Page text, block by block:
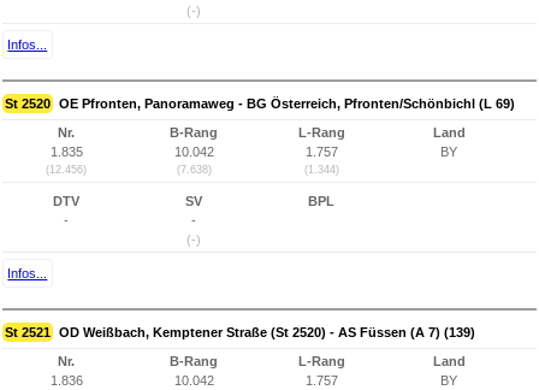
(-)
Infos...
St 2520 OE Pfronten, Panoramaweg - BG Österreich, Pfronten/Schönbichl (L 69)
Nr.
1.835
(12.456)
B-Rang
10.042
(7.638)
L-Rang
1.757
(1.344)
Land
BY
DTV
-
SV
-
(-)
BPL
Infos...
St 2521 OD Weißbach, Kemptener Straße (St 2520) - AS Füssen (A 7) (139)
Nr.
1.836
B-Rang
10.042
L-Rang
1.757
Land
BY